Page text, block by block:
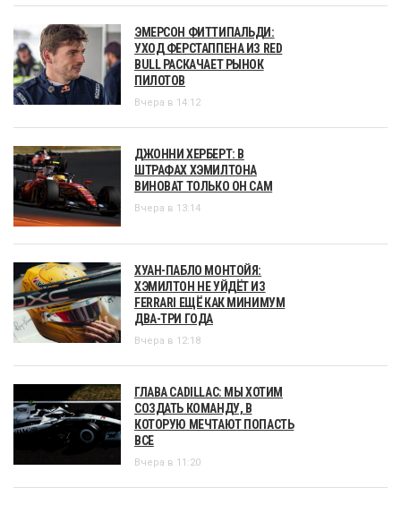
ЭМЕРСОН ФИТТИПАЛЬДИ:
УХОД ФЕРСТАППЕНА ИЗ RED
BULL РАСКАЧАЕТ РЫНОК
ПИЛОТОВ
Вчера в 14:12
ДЖОННИ ХЕРБЕРТ: В
ШТРАФАХ ХЭМИЛТОНА
ВИНОВАТ ТОЛЬКО ОН САМ
Вчера в 13:14
ХУАН-ПАБЛО МОНТОЙЯ:
ХЭМИЛТОН НЕ УЙДЁТ ИЗ
FERRARI ЕЩЁ КАК МИНИМУМ
ДВА-ТРИ ГОДА
Вчера в 12:18
ГЛАВА CADILLAC: МЫ ХОТИМ
СОЗДАТЬ КОМАНДУ, В
КОТОРУЮ МЕЧТАЮТ ПОПАСТЬ
ВСЕ
Вчера в 11:20